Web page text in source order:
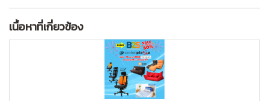
เนื้อหาที่เกี่ยวข้อง